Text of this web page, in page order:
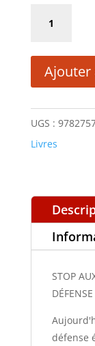
STOP
AUX
!:
L'ART
SELF-
DÉFENSE
Ajouter
UGS :
Livres
STOP
DÉFENSE
défense